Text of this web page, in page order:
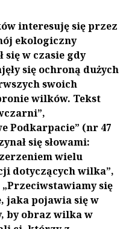
interesuję się przez
ekologiczny
się w czasie gdy
się ochroną dużych
swoich
wilków. Tekst
Podkarpacie” (nr 47
się słowami:
wielu
dotyczących wilka”,
się
jaka pojawia się w
by obraz wilka w